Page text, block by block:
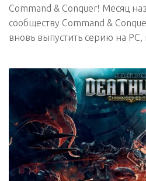
Command & Conquer! Месяц
сообществу Command &
вновь выпустить серию на PC,